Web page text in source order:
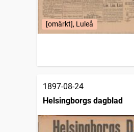
[omärkt], Luleå
1897-08-24
Helsingborgs dagblad